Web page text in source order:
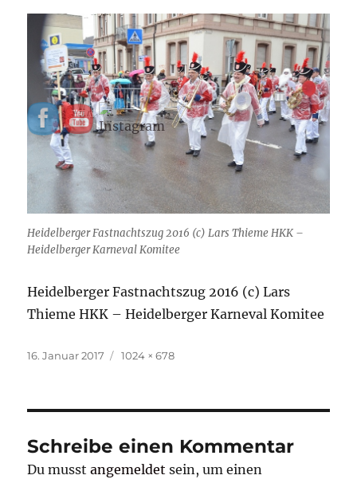
Heidelberger Fastnachtszug 2016 (c) Lars Thieme HKK –
Heidelberger Karneval Komitee
Heidelberger Fastnachtszug 2016 (c) Lars
Thieme HKK – Heidelberger Karneval Komitee
Veröffentlicht
16. Januar 2017 Originalgröße
1024 × 678
Schreibe einen Kommentar
Du musstangemeldet sein, um einen